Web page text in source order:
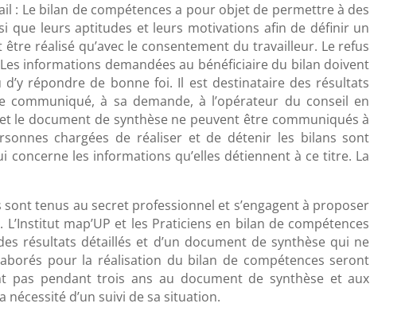
: Le bilan de compétences a pour objet de permettre à des
que leurs aptitudes et leurs motivations afin de définir un
réalisé qu’avec le consentement du travailleur. Le refus
informations demandées au bénéficiaire du bilan doivent
répondre de bonne foi. Il est destinataire des résultats
à sa demande, à l’opérateur du conseil en
le document de synthèse ne peuvent être communiqués à
chargées de réaliser et de détenir les bilans sont
concerne les informations qu’elles détiennent à ce titre. La
tenus au secret professionnel et s’engagent à proposer
map’UP et les Praticiens en bilan de compétences
résultats détaillés et d’un document de synthèse qui ne
pour la réalisation du bilan de compétences seront
pas pendant trois ans au document de synthèse et aux
d’un suivi de sa situation.